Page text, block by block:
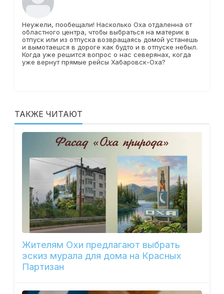
Неужели, пообещали! Насколько Оха отдаленна от
областного центра, чтобы выбраться на материк в
отпуск или из отпуска возвращаясь домой устанешь
и вымотаешся в дороге как будто и в отпуске небыл.
Когда уже решится вопрос о нас северянах, когда
уже вернут прямые рейсы Хабаровск-Оха?
ТАКЖЕ ЧИТАЮТ
Жителям Охи предлагают выбрать
эскиз мурала для дома на Красных
Партизан